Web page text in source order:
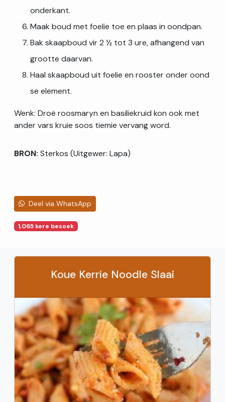
onderkant.
Maak boud met foelie toe en plaas in oondpan.
Bak skaapboud vir 2 ½ tot 3 ure, afhangend van
grootte daarvan.
Haal skaapboud uit foelie en rooster onder oond
se element.
Wenk: Droë roosmaryn en basiliekruid kon ook met
ander vars kruie soos tiemie vervang word.
BRON: Sterkos (Uitgewer: Lapa)
Deel via WhatsApp
1,065 kere besoek
Koue Kerrie Noodle Slaai